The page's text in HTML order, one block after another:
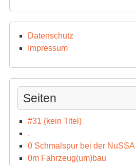
Datenschutz
Impressum
Seiten
#31 (kein Titel)
.
0 Schmalspur bei der
0m Fahrzeug(um)bau